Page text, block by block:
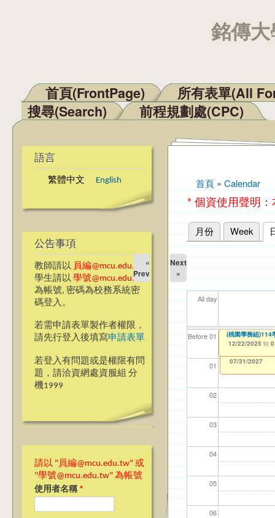
銘傳
主選單
首頁(FrontPage)
所有表單(All
搜尋(Search)
前程規劃處(CPC)
語言
繁體中文 English
公告事項
教師請以 員編@mcu.edu.tw
學生請以 學號@mcu.edu.tw
為帳號, 密碼為校務系統密
碼登入。
若需申請表單製作者權限，
請先行登入後填寫申請表單
若登入有問題或是權限有問
題，請洽資網處資服組 分
機1999
請以 "員編@mcu.edu.tw" 或
"學號@mcu.edu.tw" 為帳號
使用者名稱 *
您在這裡
首頁 » Calendar
* 個資使用聲明
主要索引標籤
月份 Week
«
Prev
Next
»
All day
Before 01
01
02
03
04
05
06
【資網處】
整合系統～表單
12/31/2027
【財務處】工讀
11/12/2021 to
【財務處】漏打
錄
07/31/2027
114
04/
114
02/
114
03/
【學
07/
114
09/
【環安中心】
12/22/2025 to
(桃園學務組)114
12/22/2025 to